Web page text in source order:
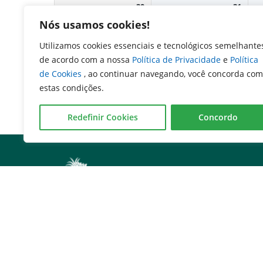
Nós usamos cookies!
Utilizamos cookies essenciais e tecnológicos
de acordo com a nossa Política de Privacidade e Política
de Cookies , ao continuar navegando, você concorda com
estas condições.
Redefinir Cookies Concordo
30 31
12:00– 13:00 Almoço
13:00